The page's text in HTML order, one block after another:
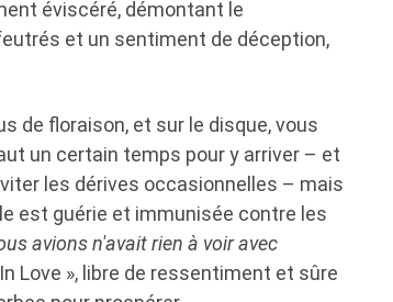
éviscéré, démontant le
et un sentiment de déception,
de floraison, et sur le disque, vous
un certain temps pour y arriver – et
les dérives occasionnelles – mais
est guérie et immunisée contre les
avions n'avait rien à voir avec
Love », libre de ressentiment et sûre